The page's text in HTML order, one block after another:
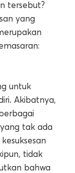
tersebut?
yang
untuk
Akibatnya,
tak ada
tidak
bahwa